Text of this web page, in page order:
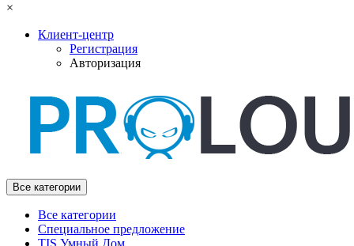
×
Клиент-центр
Регистрация
Авторизация
Все категории
Все категории
Специальное предложение
TIS Умный Дом